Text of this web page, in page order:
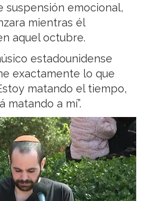
suspensión emocional,
mientras él
aquel octubre.
estadounidense
exactamente lo que
matando el tiempo,
a mí”.